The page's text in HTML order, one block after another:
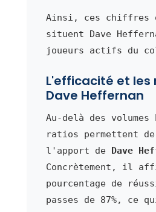
Ainsi, ces chiffres
situent Dave
joueurs actifs du
L'efficacité et les
Dave Heffernan
Au-delà des
ratios permettent de
l'apport de Dave
Concrètement, il
pourcentage de
passes de 87%, ce